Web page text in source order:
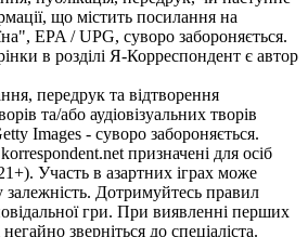
що містить посилання на
EPA / UPG, суворо забороняється.
в розділі Я-Корреспондент є автор
передрук та відтворення
та/або аудіовізуальних творів
Images - суворо забороняється.
призначені для осіб
Участь в азартних іграх може
залежність. Дотримуйтесь правил
гри. При виявленні перших
зверніться до спеціаліста.